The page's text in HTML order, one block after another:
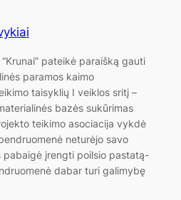
pateikė paraišką gauti
paramos kaimo
taisyklių I veiklos sritį –
bazės sukūrimas
teikimo asociacija vykdė
neturėjo savo
įrengti poilsio pastatą-
dabar turi galimybę